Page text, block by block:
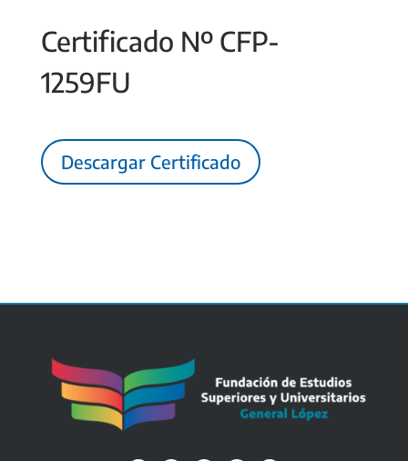
Certificado Nº CFP-
1259FU
Descargar Certificado